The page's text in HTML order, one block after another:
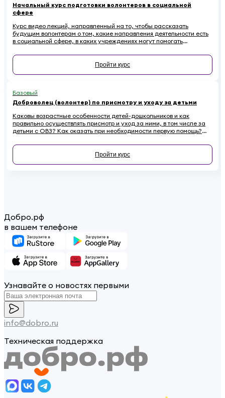
Начальный курс подготовки волонтеров в социальной
сфере
Курс видео лекций, направленный на то, чтобы рассказать
будущим волонтерам о том, какие направления деятельности есть
в социальной сфере, в каких учреждениях могут помогать
Пройти курс
Базовый
Доброволец (волонтер) по присмотру и уходу за детьми
Каковы возрастные особенности детей-дошкольников и как
правильно осуществлять присмотр и уход за ними, в том числе за
детьми с ОВЗ? Как оказать при необходимости первую помощь?
добровольцев, работающих с детьми
Пройти курс
Добро.рф
в вашем телефоне
Узнавайте о новостях первыми
info@dobro.ru
Техническая поддержка